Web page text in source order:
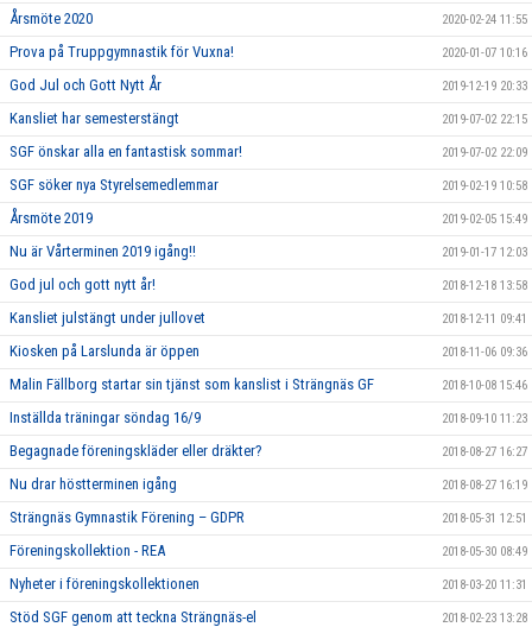
Årsmöte 2020 2020-02-24 11:55
Prova på Truppgymnastik för Vuxna! 2020-01-07 10:16
God Jul och Gott Nytt År 2019-12-19 20:33
Kansliet har semesterstängt 2019-07-02 22:15
SGF önskar alla en fantastisk sommar! 2019-07-02 22:09
SGF söker nya Styrelsemedlemmar 2019-02-19 10:58
Årsmöte 2019 2019-02-05 15:49
Nu är Vårterminen 2019 igång!! 2019-01-17 12:03
God jul och gott nytt år! 2018-12-18 13:58
Kansliet julstängt under jullovet 2018-12-11 09:41
Kiosken på Larslunda är öppen 2018-11-06 09:36
Malin Fällborg startar sin tjänst som kanslist i Strängnäs GF 2018-10-08 15:46
Inställda träningar söndag 16/9 2018-09-10 11:23
Begagnade föreningskläder eller dräkter? 2018-08-27 16:27
Nu drar höstterminen igång 2018-08-27 16:19
Strängnäs Gymnastik Förening – GDPR 2018-05-31 12:51
Föreningskollektion - REA 2018-05-30 08:49
Nyheter i föreningskollektionen 2018-03-20 11:31
Stöd SGF genom att teckna Strängnäs-el 2018-02-23 13:28